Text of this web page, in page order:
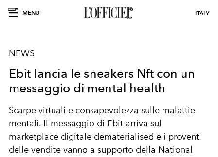
MENU ITALY
NEWS
Ebit lancia le sneakers Nft con un
messaggio di mental health
Scarpe virtuali e consapevolezza sulle malattie
mentali. Il messaggio di Ebit arriva sul
marketplace digitale dematerialised e i proventi
delle vendite vanno a supporto della National